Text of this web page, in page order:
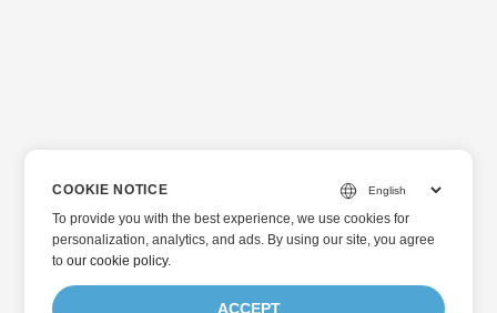
COOKIE NOTICE
To provide you with the best experience, we use cookies for
personalization, analytics, and ads. By using our site, you agree
toour cookie policy.
ACCEPT